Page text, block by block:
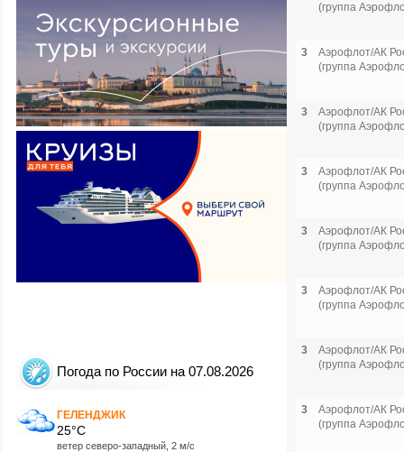
Погода по России на 07.08.2026
ГЕЛЕНДЖИК
25°C
ветер северо-западный, 2 м/с
(группа
3
Аэрофлот/АК
(группа
3
Аэрофлот/АК
(группа
3
Аэрофлот/АК
(группа
3
Аэрофлот/АК
(группа
3
Аэрофлот/АК
(группа
3
Аэрофлот/АК
(группа
3
Аэрофлот/АК
(группа